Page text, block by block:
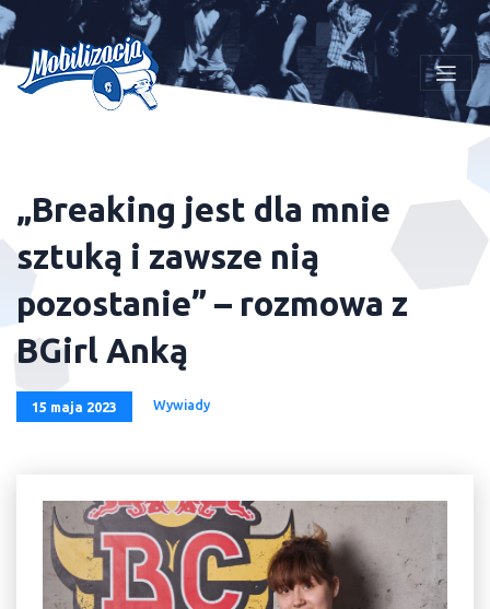
„Breaking jest dla mnie
sztuką i zawsze nią
pozostanie” – rozmowa z
BGirl Anką
15 maja 2023 Wywiady